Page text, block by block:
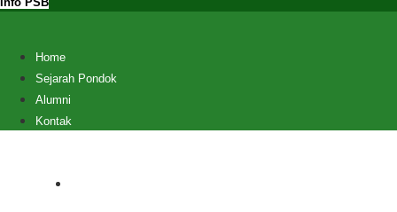
Home
Sejarah Pondok
Alumni
Kontak